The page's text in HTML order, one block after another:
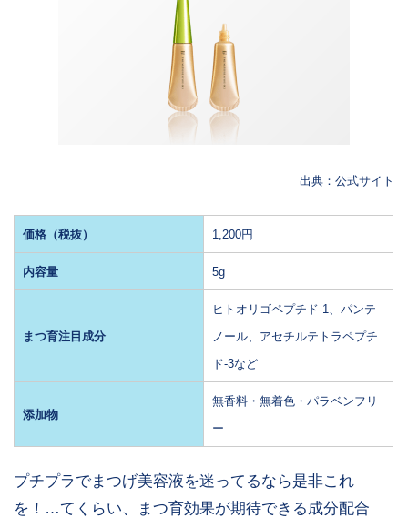
出典：公式サイト
価格（税抜） 1,200円
内容量 5g
まつ育注目成分
ヒトオリゴペプチド-1、パンテ
ノール、アセチルテトラペプチ
ド-3など
添加物
無香料・無着色・パラベンフリ
ー
プチプラでまつげ美容液を迷ってるなら是非これ
を！…てくらい、まつ育効果が期待できる成分配合